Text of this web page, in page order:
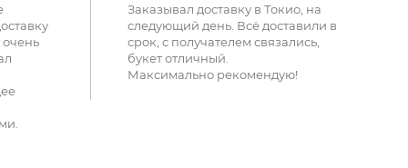
Заказывал доставку в Токио, на
следующий день. Всё доставили в
срок, с получателем связались,
букет отличный.
Максимально рекомендую!